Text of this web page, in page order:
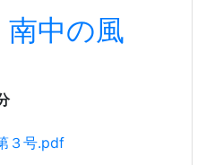
中の風
３号.pdf